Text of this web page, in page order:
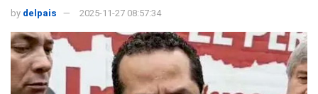
by delpais 2025-11-27 08:57:34